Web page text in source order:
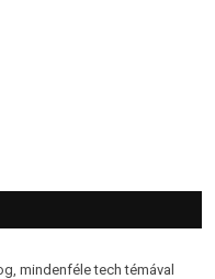
mindenféle tech témával